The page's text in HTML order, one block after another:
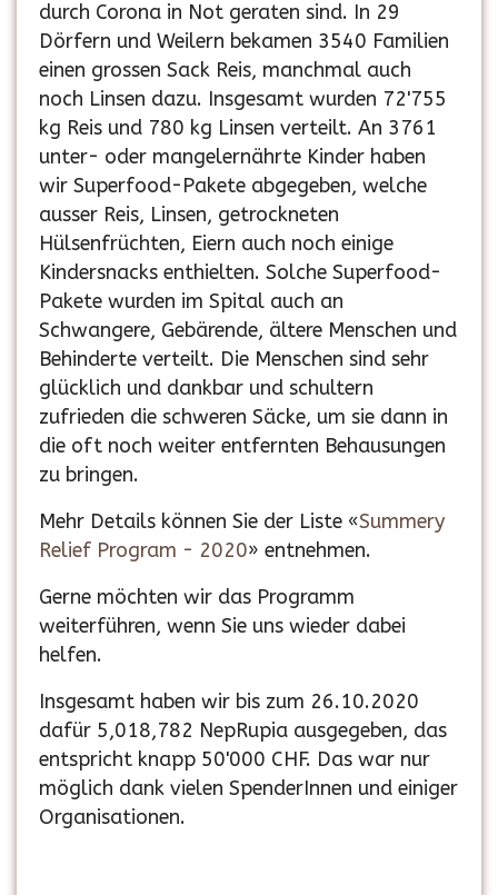
durch Corona in Not geraten sind. In 29
Dörfern und Weilern bekamen 3540 Familien
einen grossen Sack Reis, manchmal auch
noch Linsen dazu. Insgesamt wurden 72'755
kg Reis und 780 kg Linsen verteilt. An 3761
unter- oder mangelernährte Kinder haben
wir Superfood-Pakete abgegeben, welche
ausser Reis, Linsen, getrockneten
Hülsenfrüchten, Eiern auch noch einige
Kindersnacks enthielten. Solche Superfood-
Pakete wurden im Spital auch an
Schwangere, Gebärende, ältere Menschen und
Behinderte verteilt. Die Menschen sind sehr
glücklich und dankbar und schultern
zufrieden die schweren Säcke, um sie dann in
die oft noch weiter entfernten Behausungen
zu bringen.
Mehr Details können Sie der Liste «Summery
Relief Program - 2020» entnehmen.
Gerne möchten wir das Programm
weiterführen, wenn Sie uns wieder dabei
helfen.
Insgesamt haben wir bis zum 26.10.2020
dafür 5,018,782 NepRupia ausgegeben, das
entspricht knapp 50'000 CHF. Das war nur
möglich dank vielen SpenderInnen und einiger
Organisationen.